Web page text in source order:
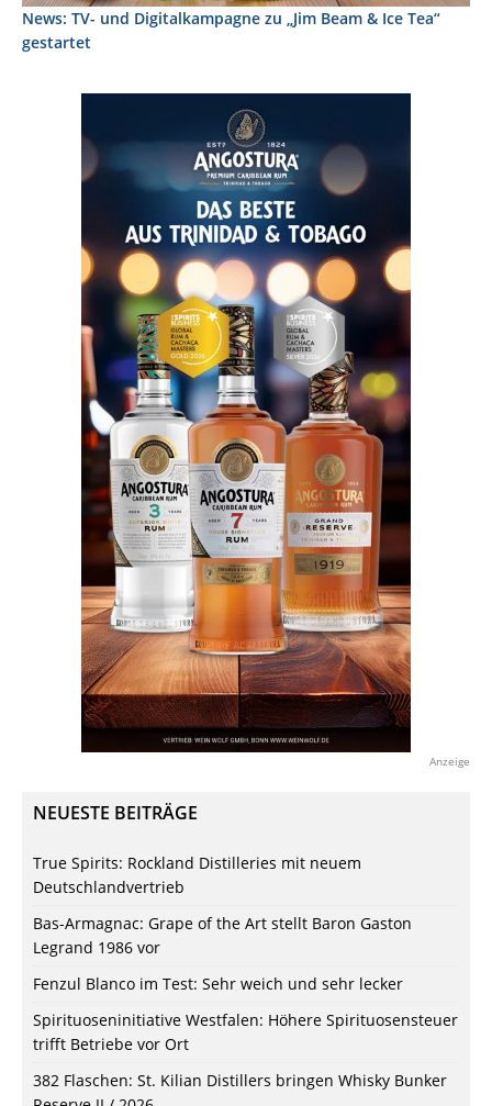
News: TV- und Digitalkampagne zu „Jim Beam & Ice Tea“
gestartet
Anzeige
NEUESTE BEITRÄGE
True Spirits: Rockland Distilleries mit neuem
Deutschlandvertrieb
Bas-Armagnac: Grape of the Art stellt Baron Gaston
Legrand 1986 vor
Fenzul Blanco im Test: Sehr weich und sehr lecker
Spirituoseninitiative Westfalen: Höhere Spirituosensteuer
trifft Betriebe vor Ort
382 Flaschen: St. Kilian Distillers bringen Whisky Bunker